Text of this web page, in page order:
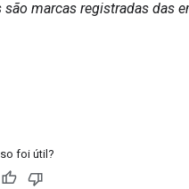
marcas registradas das
foi útil?